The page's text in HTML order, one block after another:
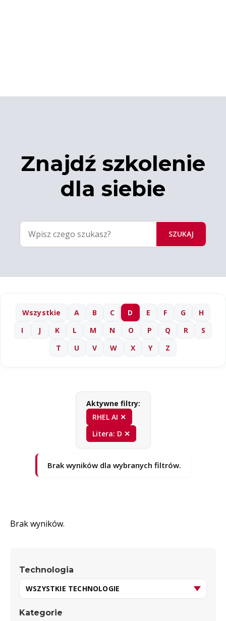
Znajdź szkolenie
dla siebie
SZUKAJ
Wszystkie A B C D E F G
H
I
J K L M N O P Q R
S
T
U V W X Y Z
Aktywne filtry:
RHEL AI ✕
Litera: D ✕
Brak wyników dla wybranych filtrów.
Brak wyników.
Technologia
Kategorie